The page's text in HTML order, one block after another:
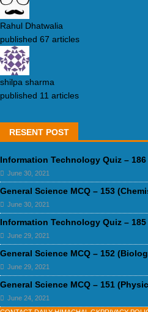
Rahul Dhatwalia
published 67 articles
shilpa sharma
published 11 articles
RESENT POST
Information Technology Quiz – 186
June 30, 2021
General Science MCQ – 153
June 30, 2021
Information Technology Quiz – 185
June 29, 2021
General Science MCQ – 152
June 29, 2021
General Science MCQ – 151
June 24, 2021